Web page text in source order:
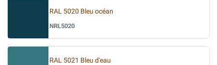
RAL 5020 Bleu océan
NRL5020
RAL 5021 Bleu d'eau